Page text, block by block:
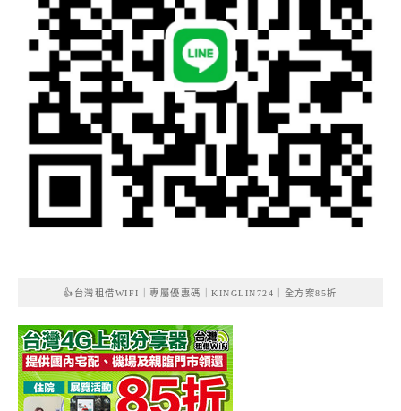
👍台灣租借WIFI｜專屬優惠碼｜KINGLIN724｜全方案85折